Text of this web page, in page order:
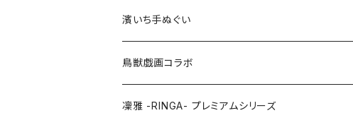
Lサイズ
LLサイズ
特大3Lサイズ
110cm
120cm
130cm
100cm
120cm
濱いち手ぬぐい
鳥獣戯画コラボ
凜雅 -RINGA- プレミアムシリーズ